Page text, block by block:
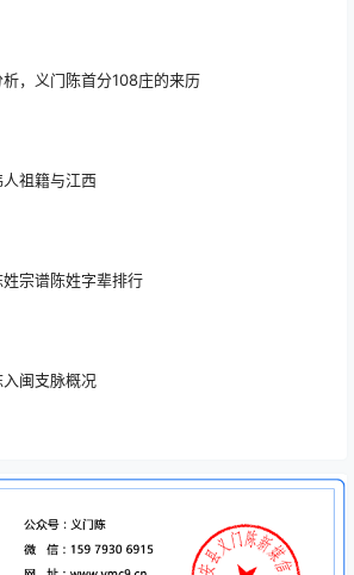
，义门陈首分108庄的来历
祖籍与江西
宗谱陈姓字辈排行
入闽支脉概况